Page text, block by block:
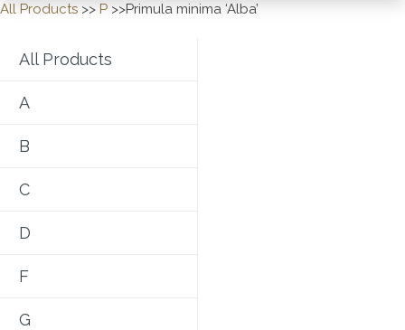
All Products >> P >>Primula minima ‘Alba’
All Products
A
B
C
D
F
G